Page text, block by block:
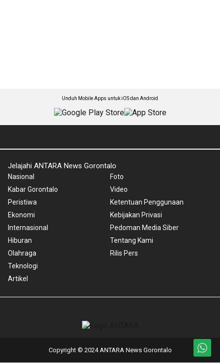
Unduh Mobile Apps untuk iOS dan Android
Jelajahi ANTARA News Gorontalo
Nasional
Kabar Gorontalo
Peristiwa
Ekonomi
Internasional
Hiburan
Olahraga
Teknologi
Artikel
Foto
Video
Ketentuan Penggunaan
Kebijakan Privasi
Pedoman Media Siber
Tentang Kami
Rilis Pers
Copyright © 2024 ANTARA News Gorontalo